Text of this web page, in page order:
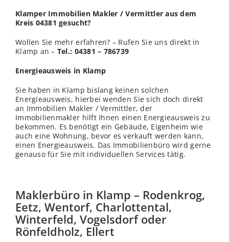
Klamper Immobilien Makler / Vermittler aus dem
Kreis 04381 gesucht?
Wollen Sie mehr erfahren? – Rufen Sie uns direkt in
Klamp an – Tel.: 04381 – 786739
Energieausweis in Klamp
Sie haben in Klamp bislang keinen solchen
Energieausweis, hierbei wenden Sie sich doch direkt
an Immobilien Makler / Vermittler, der
Immobilienmakler hilft Ihnen einen Energieausweis zu
bekommen. Es benötigt ein Gebäude, Eigenheim wie
auch eine Wohnung, bevor es verkauft werden kann,
einen Energieausweis. Das Immobilienbüro wird gerne
genauso für Sie mit individuellen Services tätig.
Maklerbüro in Klamp – Rodenkrog,
Eetz, Wentorf, Charlottental,
Winterfeld, Vogelsdorf oder
Rönfeldholz, Ellert